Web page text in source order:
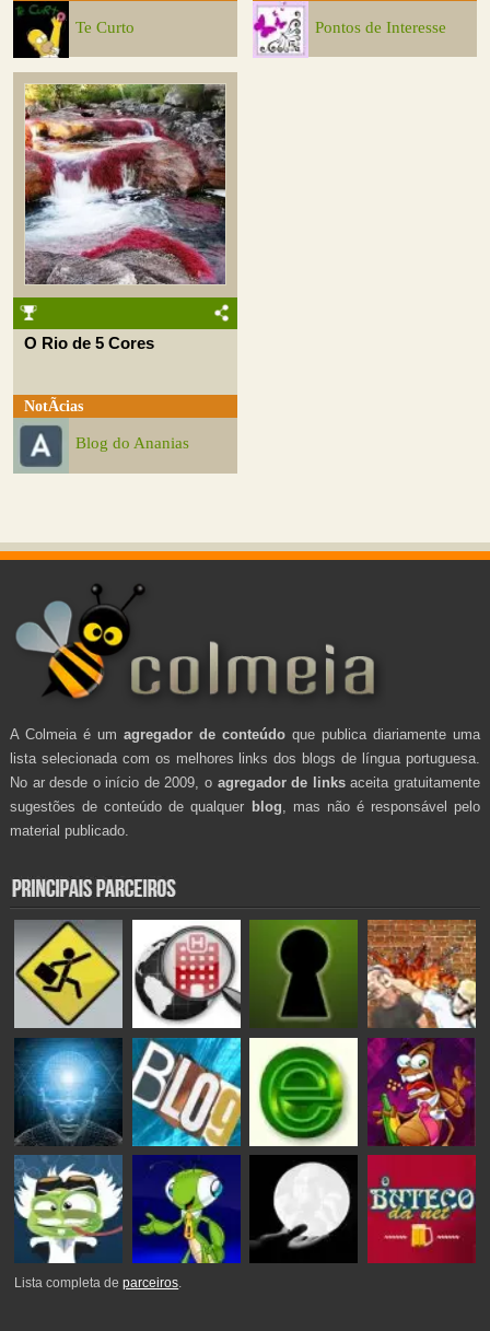
Te Curto Pontos de Interesse
O Rio de 5 Cores
NotÃ­cias
Blog do Ananias
A Colmeia é um agregador de conteúdo que publica diariamente uma
lista selecionada com os melhores links dos blogs de língua portuguesa.
No ar desde o início de 2009, o agregador de linksaceita gratuitamente
sugestões de conteúdo de qualquer blog , mas não é responsável pelo
material publicado.
Lista completa deparceiros.